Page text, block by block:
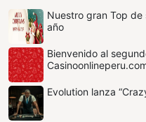
Nuestro gran Top
año
Bienvenido al
Evolution lanza